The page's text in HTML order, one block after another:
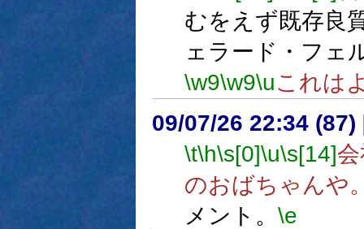
むをえず既存良
ェラード・フェ
\w9\w9\uこれは
09/07/26 22:34 (87)
\t\h\s[0]\u\s[14]
のおばちゃんや
メント。 \e